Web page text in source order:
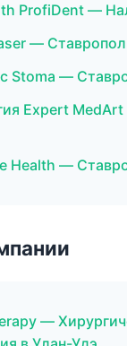
ProfiDent —
—
Stoma —
Expert
Health —
—